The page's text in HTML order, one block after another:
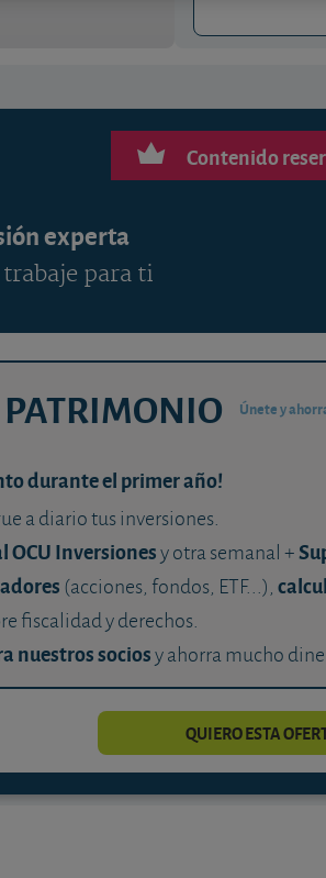
Contenido
experta
para ti
PATRIMONIO Únete y
durante el primer año!
a diario tus inversiones.
OCU Inversionesy otra semanal +
(acciones, fondos, ETF...),
fiscalidad y derechos.
nuestros sociosy ahorra mucho
QUIERO ESTA